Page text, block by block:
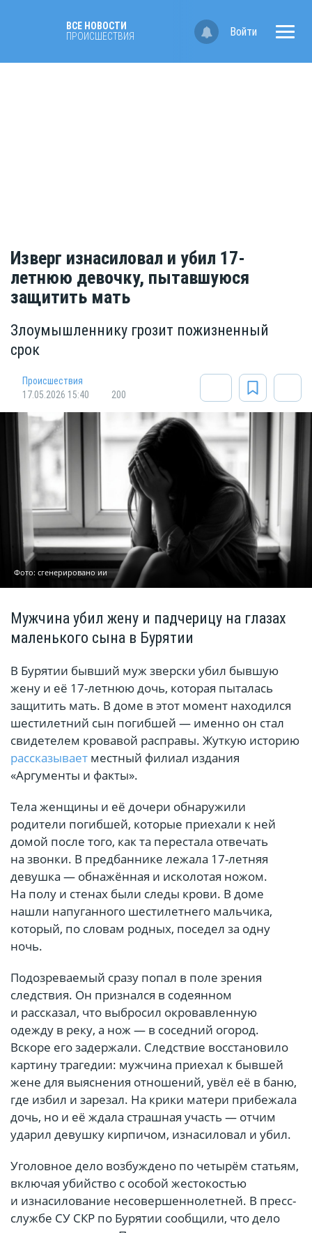
ВСЕ НОВОСТИ
ПРОИСШЕСТВИЯ
Войти
Изверг изнасиловал и убил 17-
летнюю девочку, пытавшуюся
защитить мать
Злоумышленнику грозит пожизненный
срок
Происшествия
17.05.2026 15:40
200
Фото: сгенерировано ии
Мужчина убил жену и падчерицу на глазах
маленького сына в Бурятии
В Бурятии бывший муж зверски убил бывшую
жену и её 17-летнюю дочь, которая пыталась
защитить мать. В доме в этот момент находился
шестилетний сын погибшей — именно он стал
свидетелем кровавой расправы. Жуткую историю
рассказывает местный филиал издания
«Аргументы и факты».
Тела женщины и её дочери обнаружили
родители погибшей, которые приехали к ней
домой после того, как та перестала отвечать
на звонки. В предбаннике лежала 17-летняя
девушка — обнажённая и исколотая ножом.
На полу и стенах были следы крови. В доме
нашли напуганного шестилетнего мальчика,
который, по словам родных, поседел за одну
ночь.
Подозреваемый сразу попал в поле зрения
следствия. Он признался в содеянном
и рассказал, что выбросил окровавленную
одежду в реку, а нож — в соседний огород.
Вскоре его задержали. Следствие восстановило
картину трагедии: мужчина приехал к бывшей
жене для выяснения отношений, увёл её в баню,
где избил и зарезал. На крики матери прибежала
дочь, но и её ждала страшная участь — отчим
ударил девушку кирпичом, изнасиловал и убил.
Уголовное дело возбуждено по четырём статьям,
включая убийство с особой жестокостью
и изнасилование несовершеннолетней. В пресс-
службе СУ СКР по Бурятии сообщили, что дело